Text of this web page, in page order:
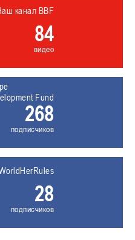
канал BBF
84
видео
Fund
268
подписчиков
28
подписчиков